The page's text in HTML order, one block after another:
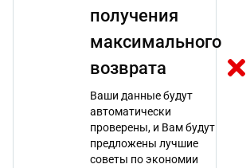
получения
максимального
возврата
Ваши данные будут
автоматически
проверены, и Вам будут
предложены лучшие
советы по экономии